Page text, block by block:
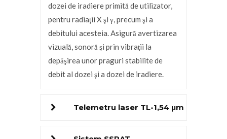
dozei de iradiere primită de utilizator,
pentru radiaţii X şi γ, precum şi a
debitului acesteia. Asigură avertizarea
vizuală, sonoră şi prin vibraţii la
depăşirea unor praguri stabilite de
debit al dozei şi a dozei de iradiere.
Telemetru laser TL-1,54 μm